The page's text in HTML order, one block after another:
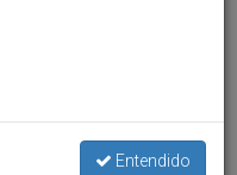
Entendido